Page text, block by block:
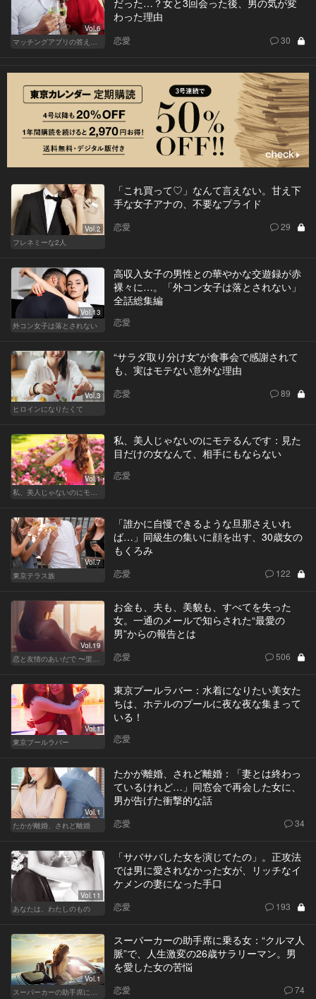
Vol.6
マッチングアプリの答えあわせ【Q】
だった…？女と3回会った後、男の気が変
わった理由
恋愛 30
Vol.2
フレネミーな2人
「これ買って♡」なんて言えない。甘え下
手な女子アナの、不要なプライド
恋愛 29
Vol.13
外コン女子は落とされない
高収入女子の男性との華やかな交遊録が赤
裸々に…。「外コン女子は落とされない」
全話総集編
恋愛
Vol.3
ヒロインになりたくて
“サラダ取り分け女”が食事会で感謝されて
も、実はモテない意外な理由
恋愛 89
Vol.1
私、美人じゃないのにモテるんです。
私、美人じゃないのにモテるんです：見た
目だけの女なんて、相手にもならない
恋愛
Vol.7
東京テラス族
「誰かに自慢できるような旦那さえいれ
ば…」同級生の集いに顔を出す、30歳女の
もくろみ
恋愛 122
Vol.19
恋と友情のあいだで 〜里奈 Ver.〜
お金も、夫も、美貌も、すべてを失った
女。一通のメールで知らされた“最愛の
男”からの報告とは
恋愛 506
Vol.1
東京プールラバー
東京プールラバー：水着になりたい美女た
ちは、ホテルのプールに夜な夜な集まって
いる！
恋愛
Vol.1
たかが離婚、されど離婚
たかが離婚、されど離婚：「妻とは終わっ
ているけれど…」同窓会で再会した女に、
男が告げた衝撃的な話
恋愛 34
Vol.11
あなたは、わたしのもの
「サバサバした女を演じてたの」。正攻法
では男に愛されなかった女が、リッチなイ
ケメンの妻になった手口
恋愛 193
Vol.1
スーパーカーの助手席に乗る女：“クルマ人
脈”で、人生激変の26歳サラリーマン。男
を愛した女の苦悩
恋愛 74